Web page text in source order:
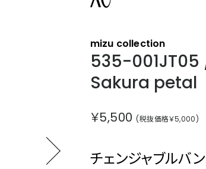
mizu collection
535-001JT05
Sakura petal
￥5,500 (税抜価格￥5,000)
チェンジャブルバ